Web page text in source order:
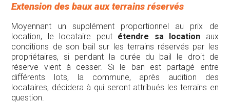
Extension des baux aux terrains réservés
Moyennant un supplément proportionnel au prix de
location, le locataire peut étendre sa location aux
conditions de son bail sur les terrains réservés par les
propriétaires, si pendant la durée du bail le droit de
réserve vient à cesser. Si le ban est partagé entre
différents lots, la commune, après audition des
locataires, décidera à qui seront attribués les terrains en
question.